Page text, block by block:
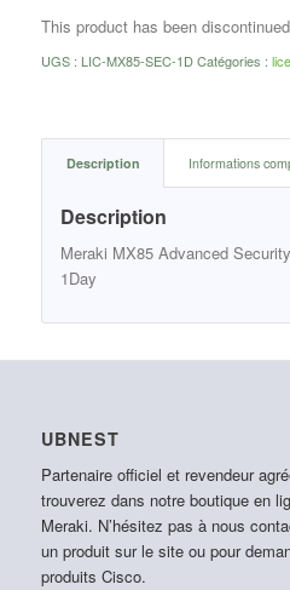
This product has been
UGS : LIC-MX85-SEC-1D Catégories :
Description Informations
Description
Meraki MX85 Advanced
1Day
UBNEST
Partenaire officiel et revendeur
trouverez dans notre boutique en
Meraki. N’hésitez pas à nous
un produit sur le site ou pour
produits Cisco.